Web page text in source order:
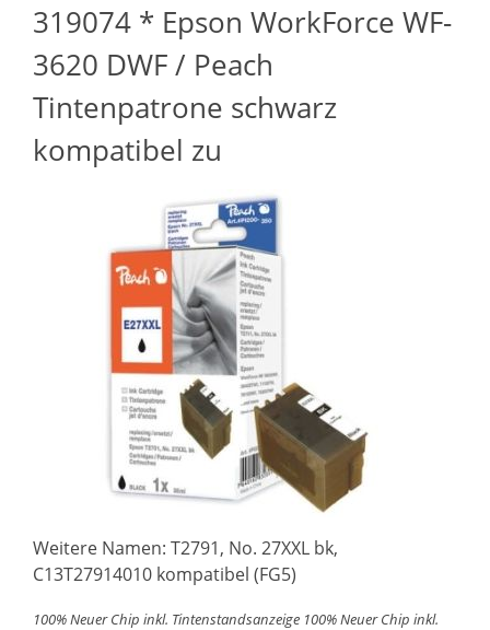
319074 * Epson WorkForce WF-
3620 DWF / Peach
Tintenpatrone schwarz
kompatibel zu
Weitere Namen: T2791, No. 27XXL bk,
C13T27914010 kompatibel (FG5)
100% Neuer Chip inkl. Tintenstandsanzeige 100% Neuer Chip inkl.